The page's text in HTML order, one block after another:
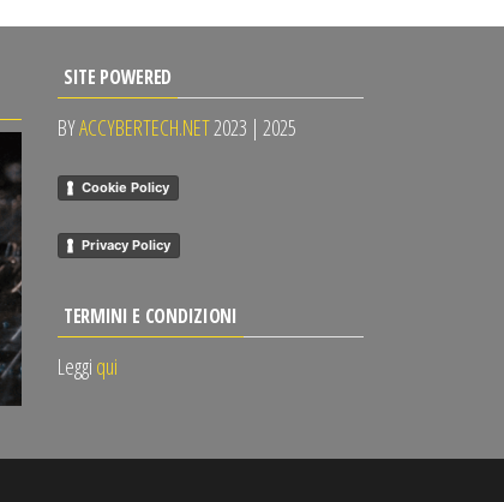
SITE POWERED
BYACCYBERTECH.NET2023 | 2025
Cookie Policy
Privacy Policy
TERMINI E CONDIZIONI
Leggi qui